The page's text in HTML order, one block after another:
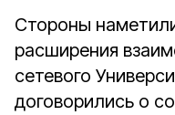
Стороны
расширения
сетевого
договорились о